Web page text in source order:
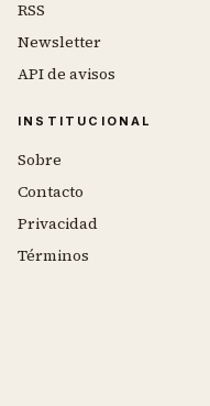
RSS
Newsletter
API de avisos
INSTITUCIONAL
Sobre
Contacto
Privacidad
Términos